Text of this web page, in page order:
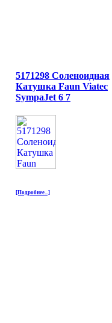
5171298 Соленоидная
Катушка Faun Viatec
SympaJet 6 7
[Подробнее...]